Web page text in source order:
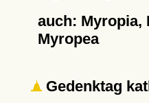
auch: Myropia,
Myropea
Gedenktag